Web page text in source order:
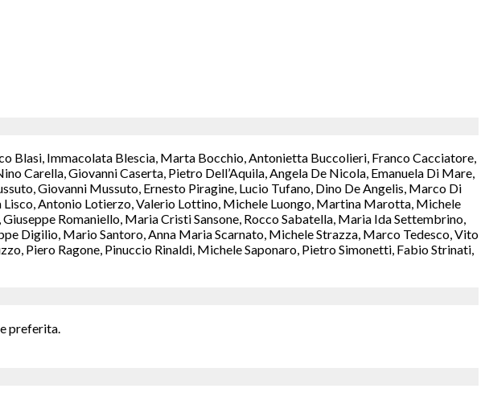
Blasi, Immacolata Blescia, Marta Bocchio, Antonietta Buccolieri, Franco Cacciatore,
Carella, Giovanni Caserta, Pietro Dell’Aquila, Angela De Nicola, Emanuela Di Mare,
Giovanni Mussuto, Ernesto Piragine, Lucio Tufano, Dino De Angelis, Marco Di
Antonio Lotierzo, Valerio Lottino, Michele Luongo, Martina Marotta, Michele
Romaniello, Maria Cristi Sansone, Rocco Sabatella, Maria Ida Settembrino,
Digilio, Mario Santoro, Anna Maria Scarnato, Michele Strazza, Marco Tedesco, Vito
Piero Ragone, Pinuccio Rinaldi, Michele Saponaro, Pietro Simonetti, Fabio Strinati,
preferita.